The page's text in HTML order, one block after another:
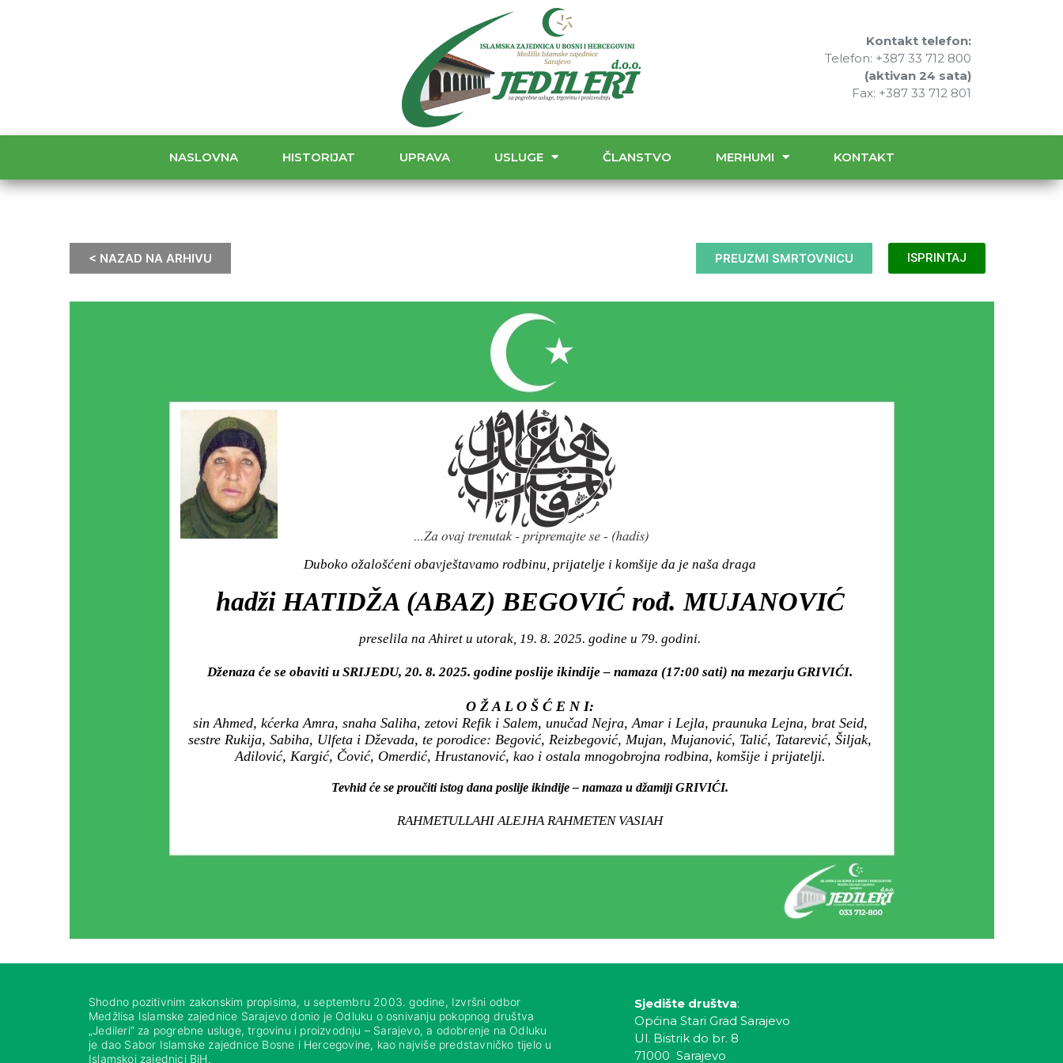
Kontakt telefon:
Telefon: +387 33 712 800
(aktivan 24 sata)
Fax: +387 33 712 801
NASLOVNA HISTORIJAT UPRAVA USLUGE ČLANSTVO MERHUMI KONTAKT
< NAZAD NA ARHIVU PREUZMI SMRTOVNICU ISPRINTAJ
Duboko ožalošćeni obavještavamo rodbinu, prijatelje i komšije da je naša draga
hadži HATIDŽA (ABAZ) BEGOVIĆ rođ. MUJANOVIĆ
preselila na Ahiret u utorak, 19. 8. 2025. godine u 79. godini.
Dženaza će se obaviti u SRIJEDU, 20. 8. 2025. godine poslije ikindije – namaza (17:00 sati) na mezarju GRIVIĆI.
O Ž A L O Š Ć E N I:
sin Ahmed, kćerka Amra, snaha Saliha, zetovi Refik i Salem, unučad Nejra, Amar i Lejla, praunuka Lejna, brat Seid,
sestre Rukija, Sabiha, Ulfeta i Dževada, te porodice: Begović, Reizbegović, Mujan, Mujanović, Talić, Tatarević, Šiljak,
Adilović, Kargić, Čović, Omerdić, Hrustanović, kao i ostala mnogobrojna rodbina, komšije i prijatelji.
Tevhid će se proučiti istog dana poslije ikindije – namaza u džamiji GRIVIĆI.
RAHMETULLAHI ALEJHA RAHMETEN VASIAH
Shodno pozitivnim zakonskim propisima, u septembru 2003. godine, Izvršni odbor
Medžlisa Islamske zajednice Sarajevo donio je Odluku o osnivanju pokopnog društva
„Jedileri“ za pogrebne usluge, trgovinu i proizvodnju – Sarajevo, a odobrenje na Odluku
je dao Sabor Islamske zajednice Bosne i Hercegovine, kao najviše predstavničko tijelo u
Islamskoj zajednici BiH.
Sjedište društva:
Općina Stari Grad Sarajevo
Ul. Bistrik do br. 8
71000 Sarajevo